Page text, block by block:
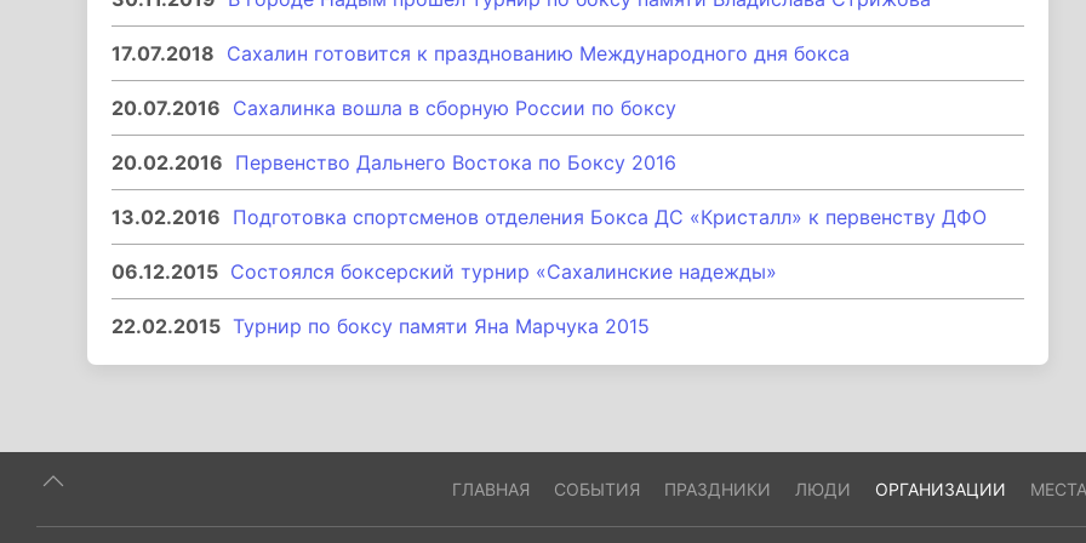
17.07.2018 Сахалин готовится к празднованию Международного дня бокса
20.07.2016 Сахалинка вошла в сборную России по боксу
20.02.2016 Первенство Дальнего Востока по Боксу 2016
13.02.2016 Подготовка спортсменов отделения Бокса ДС «Кристалл» к первенству ДФО
06.12.2015 Состоялся боксерский турнир «Сахалинские надежды»
22.02.2015 Турнир по боксу памяти Яна Марчука 2015
ГЛАВНАЯ СОБЫТИЯ ПРАЗДНИКИ ЛЮДИ ОРГАНИЗАЦИИ МЕСТА